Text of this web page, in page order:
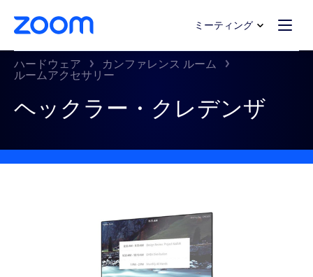
テンツへスキップ
ットへスキップ ミーティング
ハードウェア カンファレンス ルーム
ルームアクセサリー
ヘックラー・クレデンザ